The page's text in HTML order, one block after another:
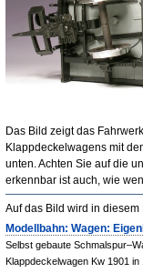
Das Bild zeigt das
Klappdeckelwagens mit
unten. Achten Sie auf die
erkennbar ist auch, wie
Auf das Bild wird in
Modellbahn: Wagen:
Selbst gebaute
Klappdeckelwagen Kw 1901 in